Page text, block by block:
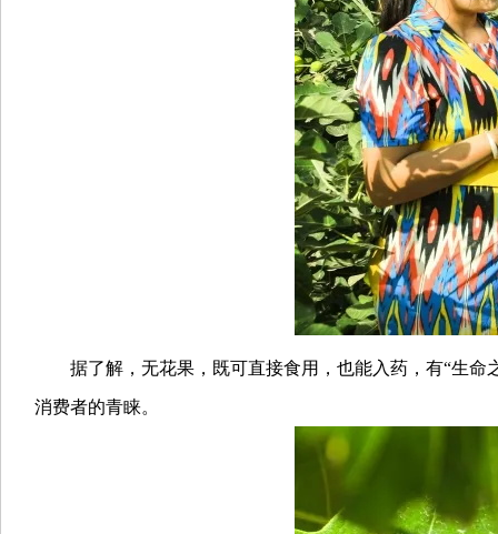
据了解，无花果，既可直接食用，也能入药，有“生命
消费者的青睐。